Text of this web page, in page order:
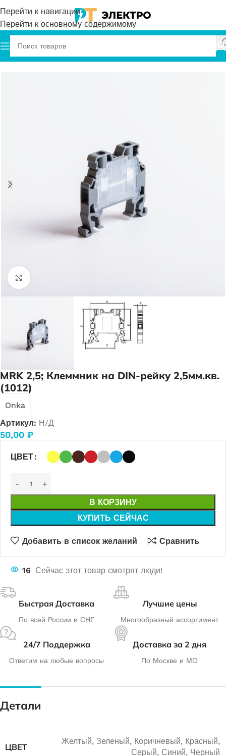
Перейти к навигации
Перейти к основному содержимому
Главная Onka Клеммы
Нажмите, чтобы увеличить
MRK 2,5; Клеммник на DIN-рейку 2,5мм.кв.
(1012)
Onka
Артикул: Н/Д
50,00 ₽
ЦВЕТ
В КОРЗИНУ
КУПИТЬ СЕЙЧАС
Добавить в список желаний Сравнить
16 Сейчас этот товар смотрят люди!
Быстрая Доставка
По всей России и СНГ
Лучшие цены
Многообразный ассортимент
24/7 Поддержка
Ответим на любые вопросы
Доставка за 2 дня
По Москве и МО
Детали
ЦВЕТ
Желтый, Зеленый, Коричневый, Красный,
Серый, Синий, Черный